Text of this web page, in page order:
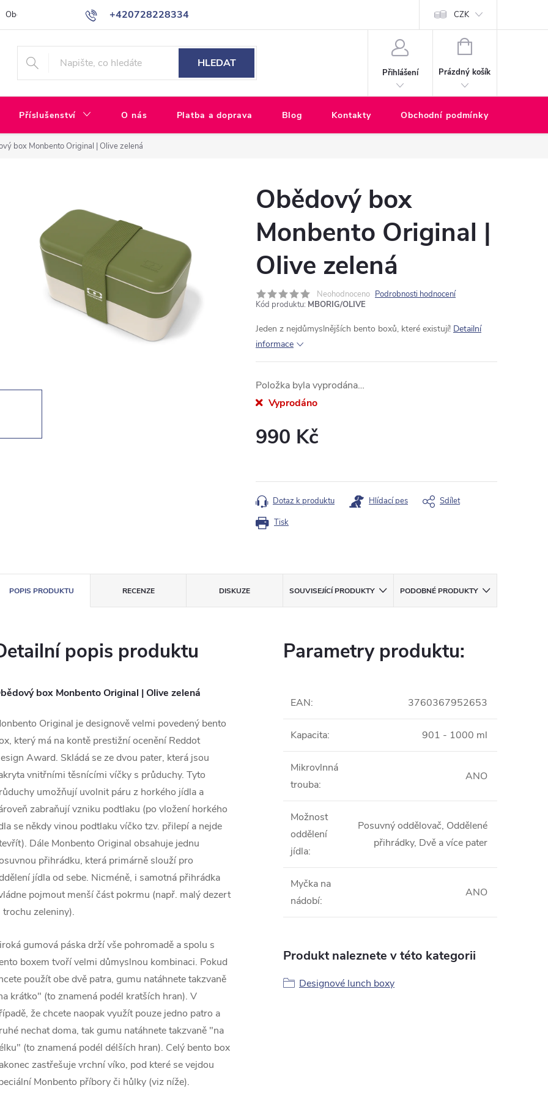
+420728228334
Obchodní podmínky GDPR - Ochrana osobních údajů CZK
HLEDAT
Přihlášení
NÁKUPNÍ
Prázdný košík
Příslušenství O nás Platba a doprava Blog Kontakty Obchodní podmínky
box Monbento Original | Olive zelená
Obědový box
Monbento Original |
Olive zelená
Neohodnoceno Podrobnosti hodnocení
Kód produktu: MBORIG/OLIVE
Jeden z nejdůmyslnějších bento boxů, které existují! Detailní
informace
Položka byla vyprodána…
Vyprodáno
990 Kč
Tisk
Dotaz k produktu Hlídací pes Sdílet
POPIS PRODUKTU RECENZE DISKUZE SOUVISEJÍCÍ PRODUKTY PODOBNÉ PRODUKTY
popis produktu
box Monbento Original | Olive zelená
Original je designově velmi povedený bento
který má na kontě prestižní ocenění Reddot
Award. Skládá se ze dvou pater, která jsou
vnitřními těsnícími víčky s průduchy. Tyto
umožňují uvolnit páru z horkého jídla a
zabraňují vzniku podtlaku (po vložení horkého
se někdy vinou podtlaku víčko tzv. přilepí a nejde
Dále Monbento Original obsahuje jednu
přihrádku, která primárně slouží pro
jídla od sebe. Nicméně, i samotná přihrádka
pojmout menší část pokrmu (např. malý dezert
trochu zeleniny).
gumová páska drží vše pohromadě a spolu s
boxem tvoří velmi důmyslnou kombinaci. Pokud
použít obe dvě patra, gumu natáhnete takzvaně
krátko" (to znamená podél kratších hran). V
že chcete naopak využít pouze jedno patro a
nechat doma, tak gumu natáhnete takzvaně "na
(to znamená podél délších hran). Celý bento box
zastřešuje vrchní víko, pod které se vejdou
Monbento příbory či hůlky (viz níže).
Parametry produktu:
EAN: 3760367952653
Kapacita: 901 - 1000 ml
Mikrovlnná
trouba:
ANO
Možnost
oddělení
jídla:
Posuvný oddělovač, Oddělené
přihrádky, Dvě a více pater
Myčka na
nádobí:
ANO
Produkt naleznete v této kategorii
Designové lunch boxy